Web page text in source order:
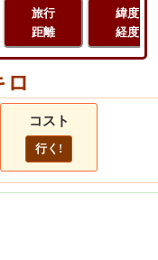
旅行
距離
緯度
経度
ロ
コスト
行く!